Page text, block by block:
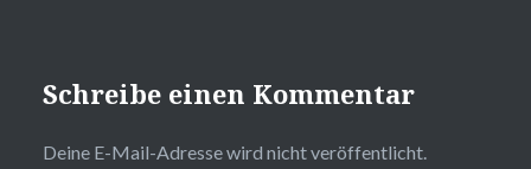
Schreibe einen Kommentar
Deine E-Mail-Adresse wird nicht veröffentlicht.